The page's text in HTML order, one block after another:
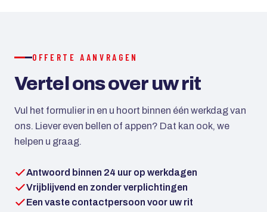
OFFERTE AANVRAGEN
Vertel ons over uw rit
Vul het formulier in en u hoort binnen één werkdag van
ons. Liever even bellen of appen? Dat kan ook, we
helpen u graag.
Antwoord binnen 24 uur op werkdagen
Vrijblijvend en zonder verplichtingen
Een vaste contactpersoon voor uw rit